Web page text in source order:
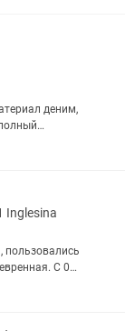
деним,
Inglesina
С 0
очень
для